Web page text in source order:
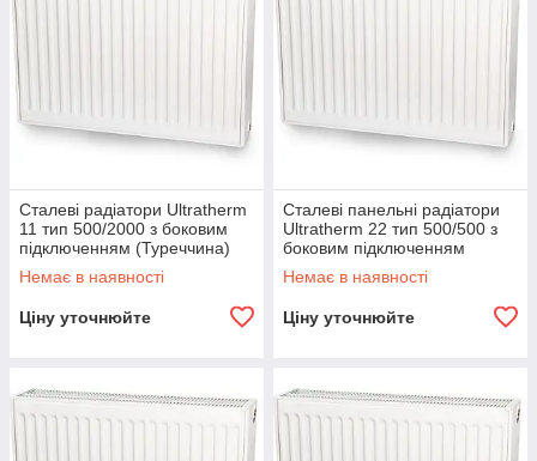
Сталеві радіатори Ultratherm
11 тип 500/2000 з боковим
підключенням (Туреччина)
Немає в наявності
Ціну уточнюйте
Сталеві панельні радіатори
Ultratherm 22 тип 500/500 з
боковим підключенням
(Туреччина)
Немає в наявності
Ціну уточнюйте